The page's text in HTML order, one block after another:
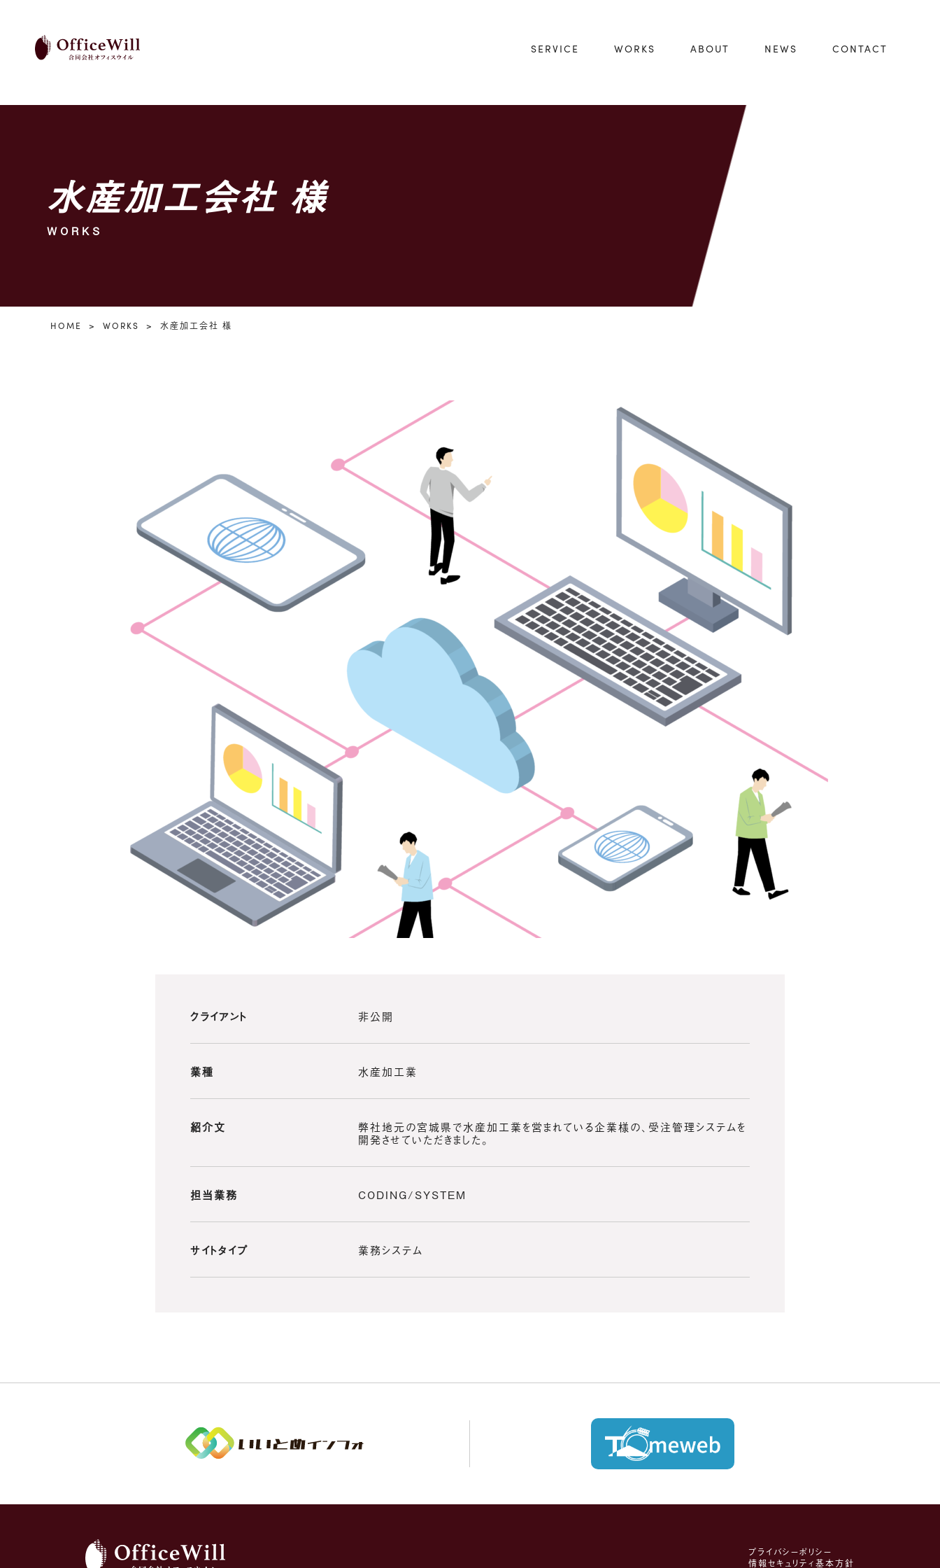
SERVICE WORKS ABOUT NEWS CONTACT
水産加工会社 様
WORKS
HOME WORKS 水産加工会社 様
クライアント 非公開
業種 水産加工業
紹介文
弊社地元の宮城県で水産加工業を営まれている企業様の、受注管理システムを
開発させていただきました。
担当業務 CODING/SYSTEM
サイトタイプ 業務システム
プライバシーポリシー
情報セキュリティ基本方針